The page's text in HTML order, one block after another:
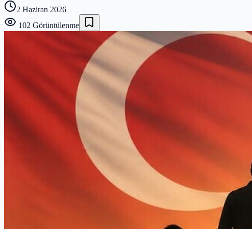
2 Haziran 2026
102 Görüntülenme